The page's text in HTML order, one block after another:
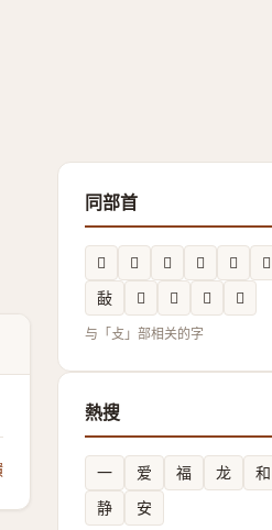
同部首
𢾴 𰕆 𢿕 𢾡 𢼭 𰕇
敮
𰕗 𢼸 𢽓 𪯗
与「攴」部相关的字
熱搜
一 爱 福 龙 和
静
安